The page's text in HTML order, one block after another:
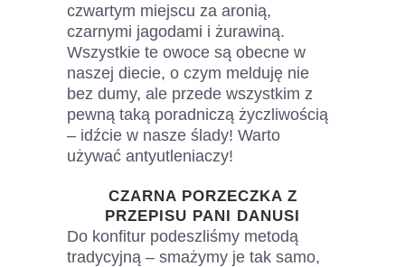
czwartym miejscu za aronią,
czarnymi jagodami i żurawiną.
Wszystkie te owoce są obecne w
naszej diecie, o czym melduję nie
bez dumy, ale przede wszystkim z
pewną taką poradniczą życzliwością
– idźcie w nasze ślady! Warto
używać antyutleniaczy!
CZARNA PORZECZKA Z
PRZEPISU PANI DANUSI
Do konfitur podeszliśmy metodą
tradycyjną – smażymy je tak samo,